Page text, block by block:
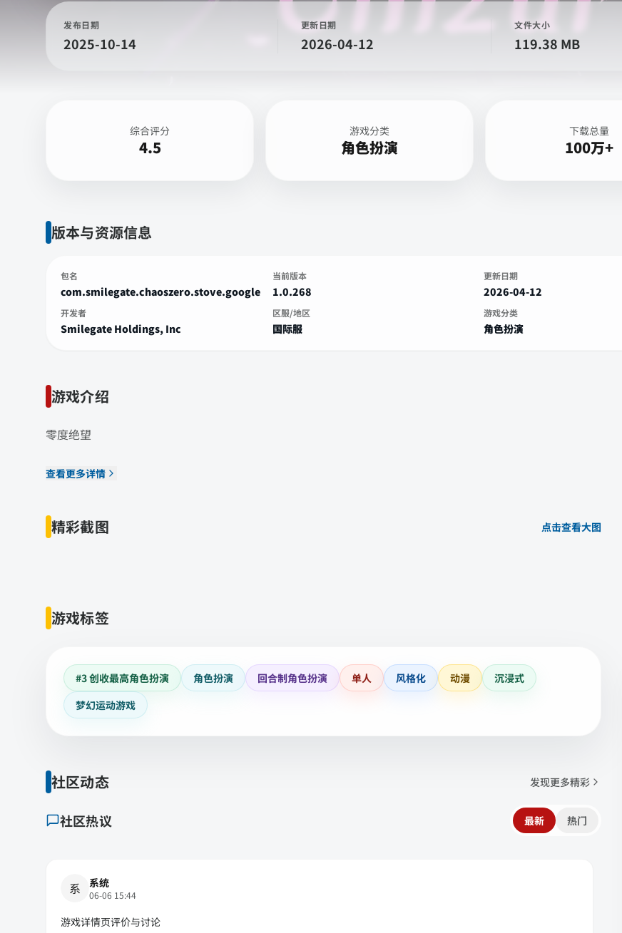
发布日期
2025-10-14
更新日期
2026-04-12
文件大小
119.38 MB
综合评分
4.5
游戏分类
角色扮演
下载总量
100万+
版本与资源信息
包名
com.smilegate.chaoszero.stove.google
当前版本
1.0.268
更新日期
2026-04-12
开发者
Smilegate Holdings, Inc
区服/地区
国际服
游戏分类
角色扮演
游戏介绍
零度绝望
查看更多详情
精彩截图 点击查看大图
游戏标签
#3 创收最高角色扮演 角色扮演 回合制角色扮演 单人 风格化 动漫
沉浸式
梦幻运动游戏
社区动态 发现更多精彩
社区热议 最新 热门
系 系统
06-06 15:44
游戏详情页评价与讨论